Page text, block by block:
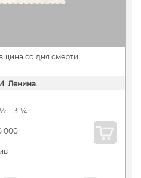
со дня смерти
Ленина.
: 13 ¼
000